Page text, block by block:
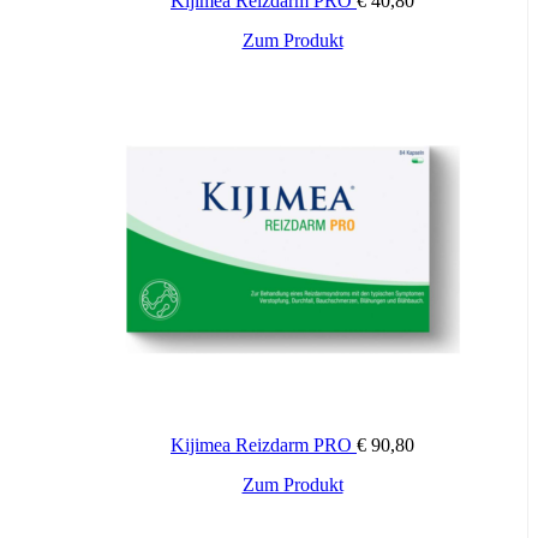
Artischockenblaetter-Dickextrakt (4-6, Folia Cynarae
Zugelassenes Arzneimittel: Zu Risiken und Nebenwirkungen lesen
Die angegebene empfohlene Tagesdosis nicht überschreiten. Für
Kinder unerreichbar aufbewahren.
Zum Produkt
Kijimea Reizdarm PRO € 90,80
Zum Produkt